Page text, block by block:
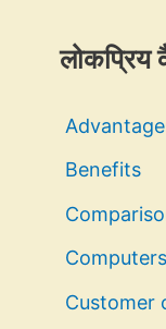
लोकप्रिय
Benefits
Computers
Customer